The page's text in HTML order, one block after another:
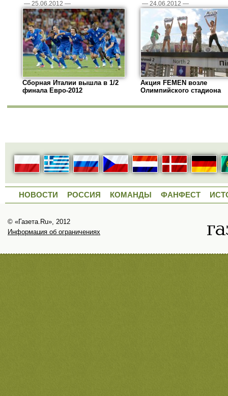
— 25.06.2012 —
Сборная Италии вышла в 1/2
финала Евро-2012
— 24.06.2012 —
Акция FEMEN возле
Олимпийского стадиона
НОВОСТИ РОССИЯ КОМАНДЫ ФАНФЕСТ
© «Газета.Ru», 2012
Информация об ограничениях